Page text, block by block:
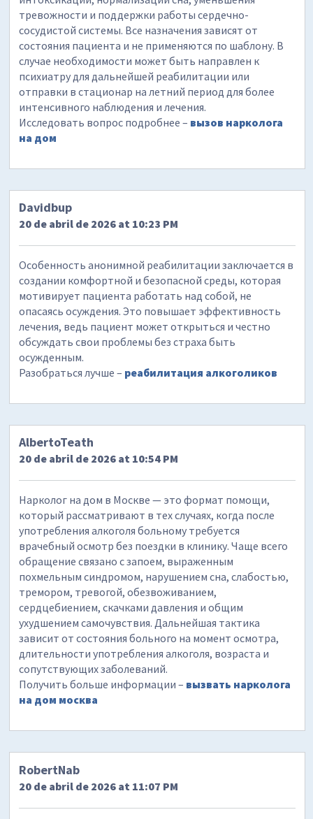
тревожности и поддержки работы сердечно-
сосудистой системы. Все назначения зависят от
состояния пациента и не применяются по шаблону. В
случае необходимости может быть направлен к
психиатру для дальнейшей реабилитации или
отправки в стационар на летний период для более
интенсивного наблюдения и лечения.
Исследовать вопрос подробнее – вызов нарколога
на дом
Davidbup
20 de abril de 2026 at 10:23 PM
Особенность анонимной реабилитации заключается в
создании комфортной и безопасной среды, которая
мотивирует пациента работать над собой, не
опасаясь осуждения. Это повышает эффективность
лечения, ведь пациент может открыться и честно
обсуждать свои проблемы без страха быть
осужденным.
Разобраться лучше – реабилитация алкоголиков
AlbertoTeath
20 de abril de 2026 at 10:54 PM
Нарколог на дом в Москве — это формат помощи,
который рассматривают в тех случаях, когда после
употребления алкоголя больному требуется
врачебный осмотр без поездки в клинику. Чаще всего
обращение связано с запоем, выраженным
похмельным синдромом, нарушением сна, слабостью,
тремором, тревогой, обезвоживанием,
сердцебиением, скачками давления и общим
ухудшением самочувствия. Дальнейшая тактика
зависит от состояния больного на момент осмотра,
длительности употребления алкоголя, возраста и
сопутствующих заболеваний.
Получить больше информации – вызвать нарколога
на дом москва
RobertNab
20 de abril de 2026 at 11:07 PM